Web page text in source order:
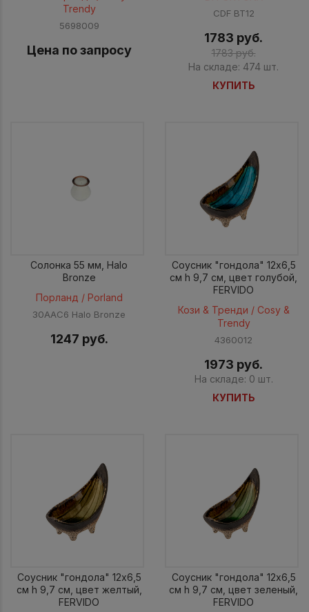
Trendy
5698009
Цена по запросу
CDF BT12
1783 руб.
1783 руб.
На складе: 474 шт.
КУПИТЬ
Солонка 55 мм, Halo
Bronze
Порланд / Porland
30AAC6 Halo Bronze
1247 руб.
Соусник "гондола" 12x6,5
см h 9,7 см, цвет голубой,
FERVIDO
Кози & Тренди / Cosy &
Trendy
4360012
1973 руб.
На складе: 0 шт.
КУПИТЬ
Соусник "гондола" 12x6,5
см h 9,7 см, цвет желтый,
FERVIDO
Соусник "гондола" 12x6,5
см h 9,7 см, цвет зеленый,
FERVIDO